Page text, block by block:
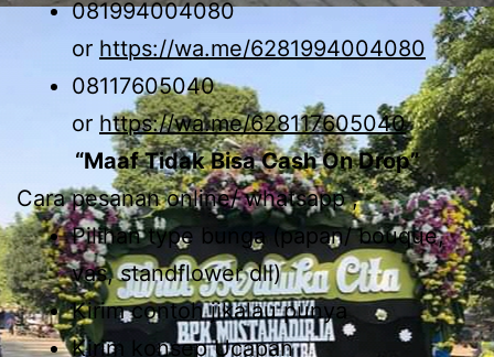
081994004080
or https://wa.me/6281994004080
08117605040
or https://wa.me/628117605040
“Maaf Tidak Bisa Cash On Drop”
Cara pesanan online/ whatsapp ;
Pilihan type bunga (papan/ bouque,
vas, standflower dll)
Kirim contoh jikalau punya
Kirim konsep Ucapan